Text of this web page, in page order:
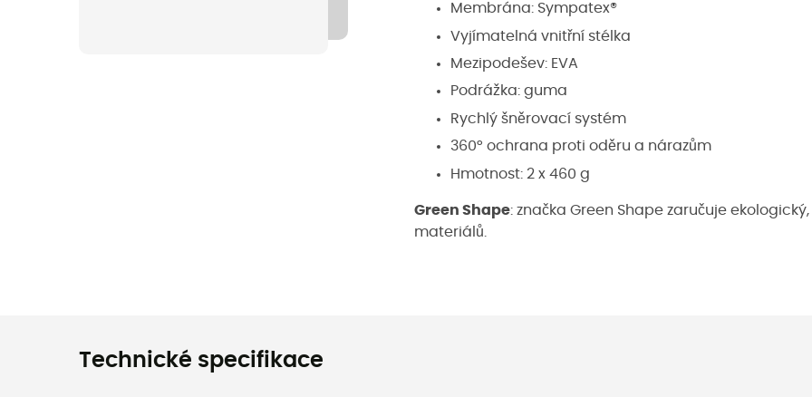
Membrána: Sympatex®
Vyjímatelná vnitřní stélka
Mezipodešev: EVA
Podrážka: guma
Rychlý šněrovací systém
360° ochrana proti oděru a nárazům
Hmotnost: 2 x 460 g
Green Shape: značka Green Shape zaručuje
materiálů.
Technické specifikace